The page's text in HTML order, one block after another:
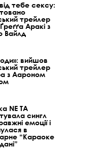
тебе сексу:
трейлер
Аракі з
Вайлд
вийшов
трейлер
з Аароном
NE TA
сингл
емоції і
в
“Караоке